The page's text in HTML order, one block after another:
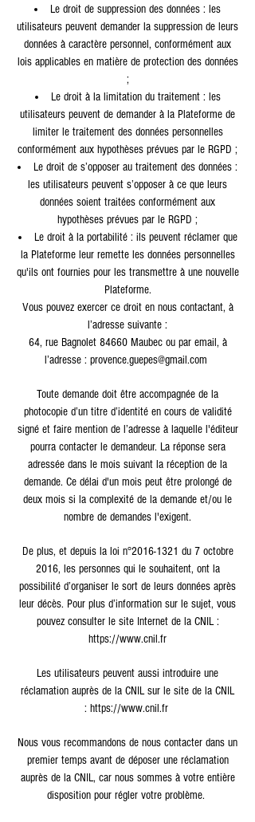
Le droit de suppression des données : les
utilisateurs peuvent demander la suppression de leurs
données à caractère personnel, conformément aux
lois applicables en matière de protection des données
;
Le droit à la limitation du traitement : les
utilisateurs peuvent de demander à la Plateforme de
limiter le traitement des données personnelles
conformément aux hypothèses prévues par le RGPD ;
Le droit de s’opposer au traitement des données :
les utilisateurs peuvent s’opposer à ce que leurs
données soient traitées conformément aux
hypothèses prévues par le RGPD ;
Le droit à la portabilité : ils peuvent réclamer que
la Plateforme leur remette les données personnelles
qu'ils ont fournies pour les transmettre à une nouvelle
Plateforme.
Vous pouvez exercer ce droit en nous contactant, à
l’adresse suivante :
64, rue Bagnolet 84660 Maubec ou par email, à
l’adresse : provence.guepes@gmail.com
Toute demande doit être accompagnée de la
photocopie d’un titre d’identité en cours de validité
signé et faire mention de l’adresse à laquelle l'éditeur
pourra contacter le demandeur. La réponse sera
adressée dans le mois suivant la réception de la
demande. Ce délai d'un mois peut être prolongé de
deux mois si la complexité de la demande et/ou le
nombre de demandes l'exigent.
De plus, et depuis la loi n°2016-1321 du 7 octobre
2016, les personnes qui le souhaitent, ont la
possibilité d’organiser le sort de leurs données après
leur décès. Pour plus d’information sur le sujet, vous
pouvez consulter le site Internet de la CNIL :
https://www.cnil.fr
Les utilisateurs peuvent aussi introduire une
réclamation auprès de la CNIL sur le site de la CNIL
: https://www.cnil.fr
Nous vous recommandons de nous contacter dans un
premier temps avant de déposer une réclamation
auprès de la CNIL, car nous sommes à votre entière
disposition pour régler votre problème.